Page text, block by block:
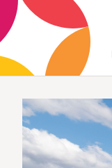
Saltar
para
o
conteúdo